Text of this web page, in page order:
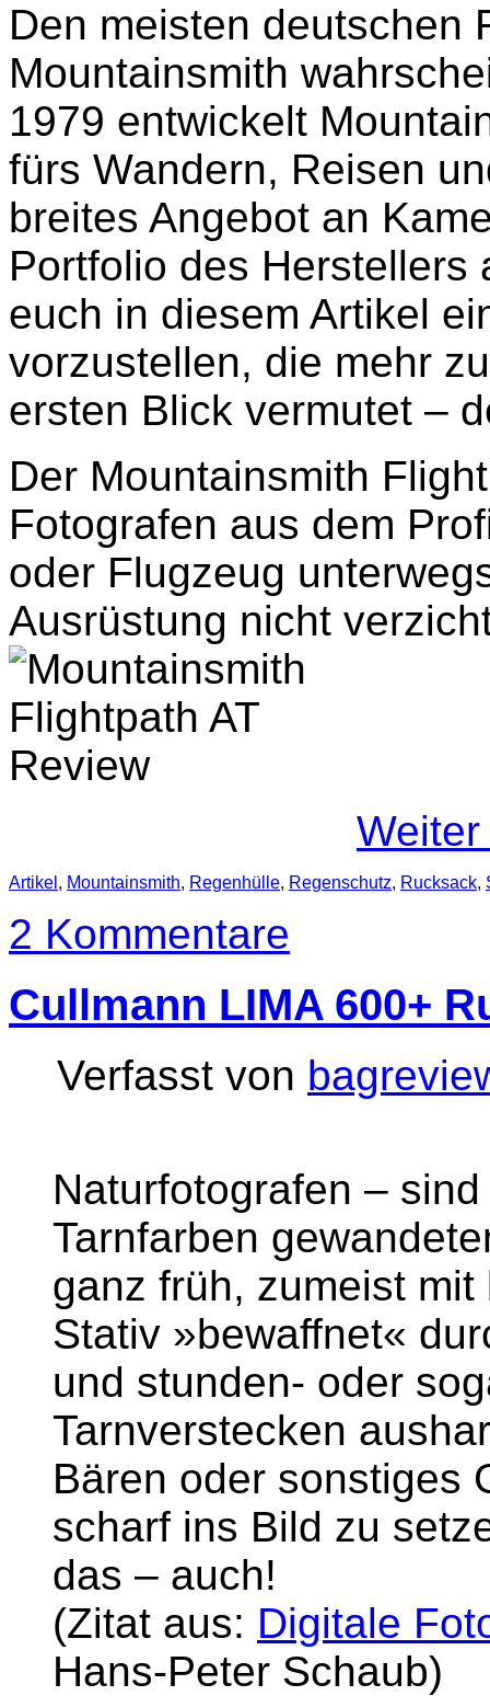
Den meisten deutschen
Mountainsmith
1979 entwickelt
fürs Wandern, Reisen
breites Angebot an
Portfolio des Herstellers
euch in diesem Artikel
vorzustellen, die mehr
ersten Blick vermutet –
Der Mountainsmith
Fotografen aus dem
oder Flugzeug
Ausrüstung nicht
Artikel , Mountainsmith, Regenhülle, Regenschutz, Rucksack,
2 Kommentare
Cullmann LIMA 600+
Verfasst von
Naturfotografen –
Tarnfarben
ganz früh, zumeist
Stativ »bewaffnet«
und stunden- oder
Tarnverstecken
Bären oder sonstiges
scharf ins Bild zu
das – auch!
(Zitat aus: Digitale
Hans-Peter Schaub)